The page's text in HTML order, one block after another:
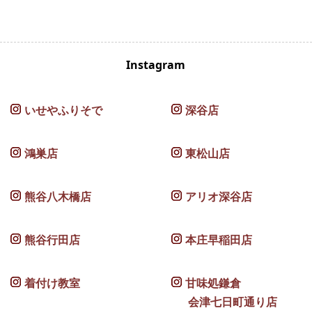
Instagram
いせやふりそで 深谷店
鴻巣店 東松山店
熊谷八木橋店 アリオ深谷店
熊谷行田店 本庄早稲田店
着付け教室
甘味処鎌倉
会津七日町通り店